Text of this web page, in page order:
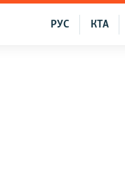
КТА
РУС